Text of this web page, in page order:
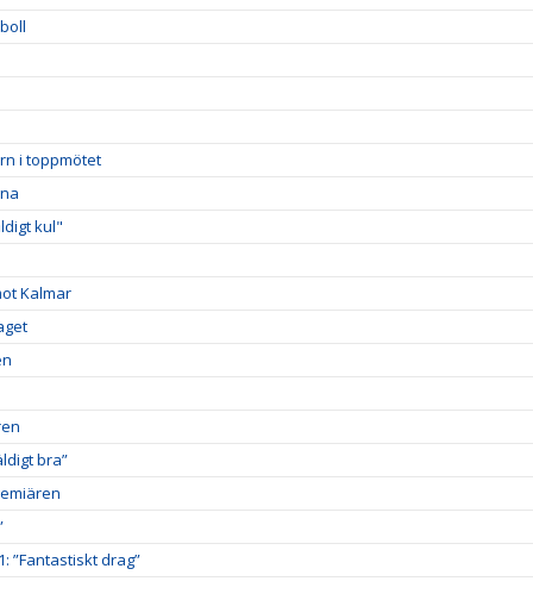
i toppmötet
kul"
Kalmar
bra”
”Fantastiskt drag”